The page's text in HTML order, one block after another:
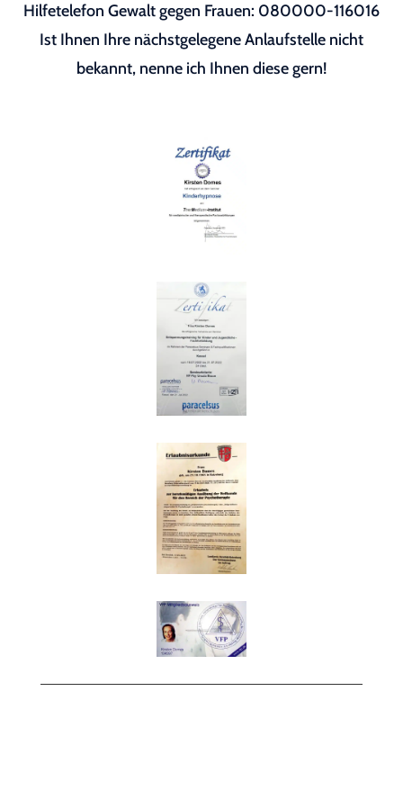
Hilfetelefon Gewalt gegen Frauen: 080000-116016
Ist Ihnen Ihre nächstgelegene Anlaufstelle nicht
bekannt, nenne ich Ihnen diese gern!